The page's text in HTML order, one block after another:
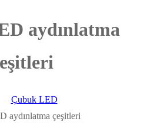
aydınlatma
Çubuk LED
aydınlatma çeşitleri